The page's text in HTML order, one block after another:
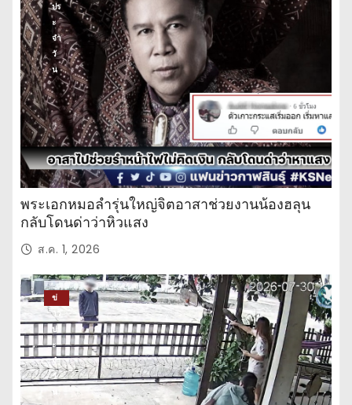
ปร
ะ
จำ
วั
น
พระเอกหมอลำรุ่นใหญ่จิตอาสาช่วยงานน้องฮลุน
กลับโดนด่าว่าหิวแสง
ส.ค. 1, 2026
ข่
าว
ปร
ะ
จำ
วั
น